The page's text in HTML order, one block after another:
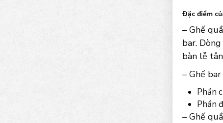
Đặc điểm
– Ghế
bar.
bàn lễ
– Ghế
Phần
Phần
– Ghế